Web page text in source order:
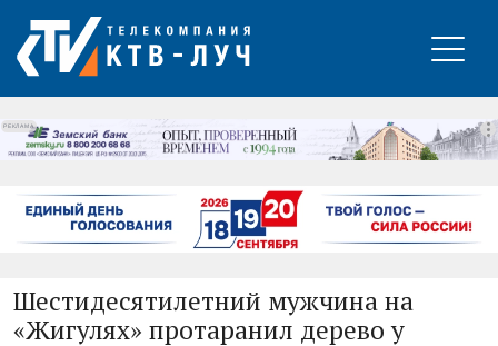
РЕКЛАМА
Шестидесятилетний мужчина на
«Жигулях» протаранил дерево у